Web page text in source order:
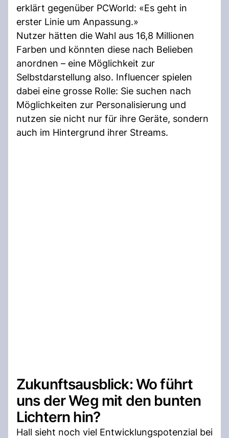
erklärt gegenüber PCWorld: «Es geht in
erster Linie um Anpassung.»
Nutzer hätten die Wahl aus 16,8 Millionen
Farben und könnten diese nach Belieben
anordnen – eine Möglichkeit zur
Selbstdarstellung also. Influencer spielen
dabei eine grosse Rolle: Sie suchen nach
Möglichkeiten zur Personalisierung und
nutzen sie nicht nur für ihre Geräte, sondern
auch im Hintergrund ihrer Streams.
Zukunftsausblick: Wo führt
uns der Weg mit den bunten
Lichtern hin?
Hall sieht noch viel Entwicklungspotenzial bei